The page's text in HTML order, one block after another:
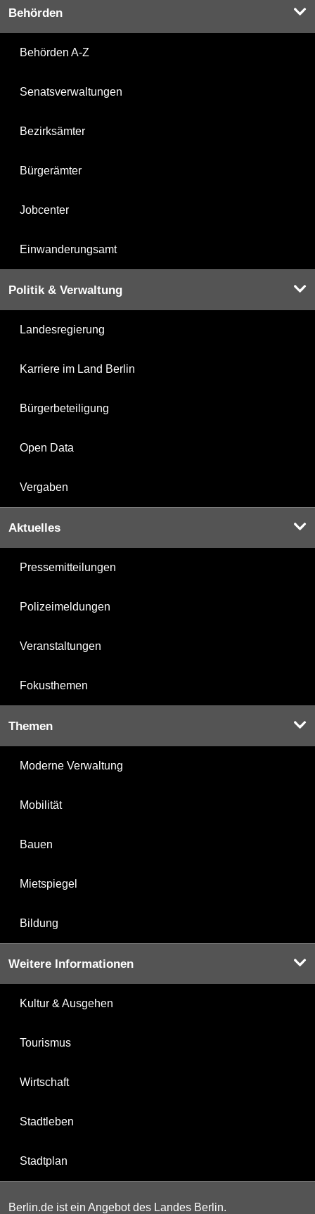
Behörden
Behörden A-Z
Senatsverwaltungen
Bezirksämter
Bürgerämter
Jobcenter
Einwanderungsamt
Politik & Verwaltung
Landesregierung
Karriere im Land Berlin
Bürgerbeteiligung
Open Data
Vergaben
Aktuelles
Pressemitteilungen
Polizeimeldungen
Veranstaltungen
Fokusthemen
Themen
Moderne Verwaltung
Mobilität
Bauen
Mietspiegel
Bildung
Weitere Informationen
Kultur & Ausgehen
Tourismus
Wirtschaft
Stadtleben
Stadtplan
Berlin.de ist ein Angebot des Landes Berlin.